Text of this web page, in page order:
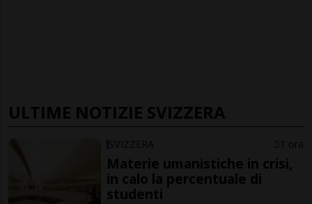
ULTIME NOTIZIE SVIZZERA
SVIZZERA 1 ora
Materie umanistiche in crisi,
in calo la percentuale di
studenti